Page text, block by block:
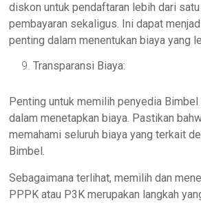
diskon untuk pendaftaran lebih dari
pembayaran sekaligus. Ini dapat
penting dalam menentukan biaya yang
Transparansi Biaya:
Penting untuk memilih penyedia Bimbel
dalam menetapkan biaya. Pastikan
memahami seluruh biaya yang terkait
Bimbel.
Sebagaimana terlihat, memilih dan
PPPK atau P3K merupakan langkah